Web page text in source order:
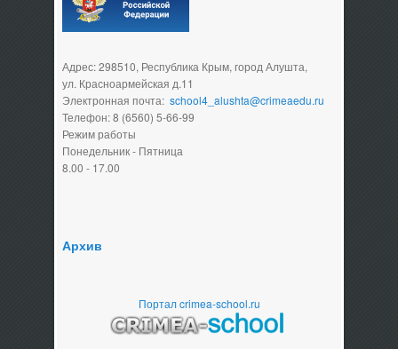
Адрес: 298510, Республика Крым, город Алушта,
ул. Красноармейская д.11
Электронная почта:school4_alushta@crimeaedu.ru
Телефон: 8 (6560) 5-66-99
Режим работы
Понедельник - Пятница
8.00 - 17.00
Архив
Портал crimea-school.ru